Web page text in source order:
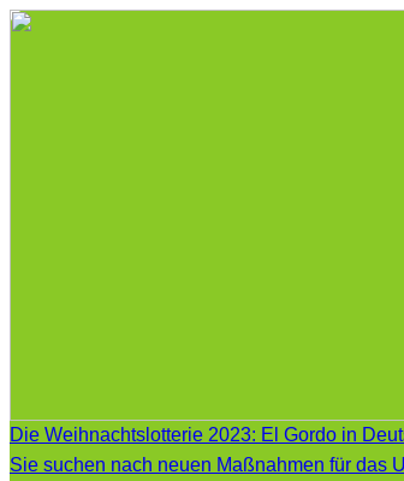
Die Weihnachtslotterie 2023: El Gordo in
Sie suchen nach neuen Maßnahmen für das